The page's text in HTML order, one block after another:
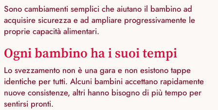
Sono cambiamenti semplici che aiutano il bambino ad
acquisire sicurezza e ad ampliare progressivamente le
proprie capacità alimentari.
Ogni bambino ha i suoi tempi
Lo svezzamento non è una gara e non esistono tappe
identiche per tutti. Alcuni bambini accettano rapidamente
nuove consistenze, altri hanno bisogno di più tempo per
sentirsi pronti.